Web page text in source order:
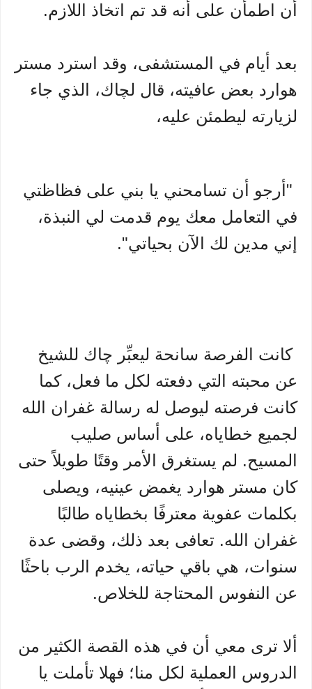
أن اطمأن على أنه قد تم اتخاذ اللازم.
بعد أيام في المستشفى، وقد استرد مستر
هوارد بعض عافيته، قال لچاك، الذي جاء
لزيارته ليطمئن عليه،
"أرجو أن تسامحني يا بني على فظاظتي
في التعامل معك يوم قدمت لي النبذة،
إني مدين لك الآن بحياتي".
كانت الفرصة سانحة ليعبِّر چاك للشيخ
عن محبته التي دفعته لكل ما فعل، كما
كانت فرصته ليوصل له رسالة غفران الله
لجميع خطاياه، على أساس صليب
المسيح. لم يستغرق الأمر وقتًا طويلاً حتى
كان مستر هوارد يغمض عينيه، ويصلى
بكلمات عفوية معترفًا بخطاياه طالبًا
غفران الله. تعافى بعد ذلك، وقضى عدة
سنوات، هي باقي حياته، يخدم الرب باحثًا
عن النفوس المحتاجة للخلاص.
ألا ترى معي أن في هذه القصة الكثير من
الدروس العملية لكل منا؛ فهلا تأملت يا